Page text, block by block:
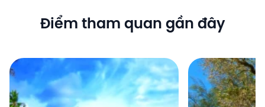
Điểm tham quan gần đây